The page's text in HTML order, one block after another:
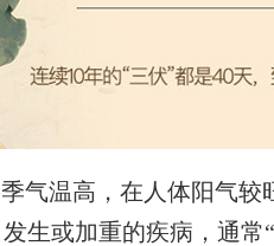
气温高，在人体阳气
生或加重的疾病，通